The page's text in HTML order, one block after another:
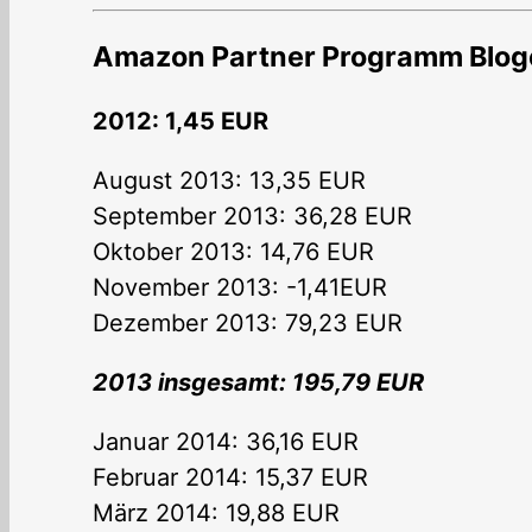
Amazon Partner Programm
2012: 1,45 EUR
August 2013: 13,35 EUR
September 2013: 36,28 EUR
Oktober 2013: 14,76 EUR
November 2013: -1,41EUR
Dezember 2013: 79,23 EUR
2013 insgesamt: 195,79 EUR
Januar 2014: 36,16 EUR
Februar 2014: 15,37 EUR
März 2014: 19,88 EUR